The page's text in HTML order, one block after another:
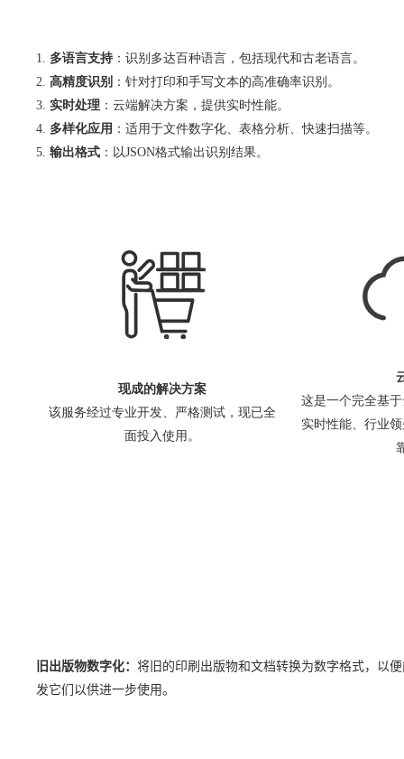
多语言支持 ：识别多达百种语言，包括现代和古老语言。
高精度识别 ：针对打印和手写文本的高准确率识别。
实时处理 ：云端解决方案，提供实时性能。
多样化应用 ：适用于文件数字化、表格分析、快速扫描等。
输出格式 ：以JSON格式输出识别结果。
现成的解决方案
该服务经过专业开发、严格测试，现已全
面投入使用。
这是一个完全基
实时性能、行业
旧出版物数字化： 将旧的印刷出版物和文档转换为数字格式，以
发它们以供进一步使用。